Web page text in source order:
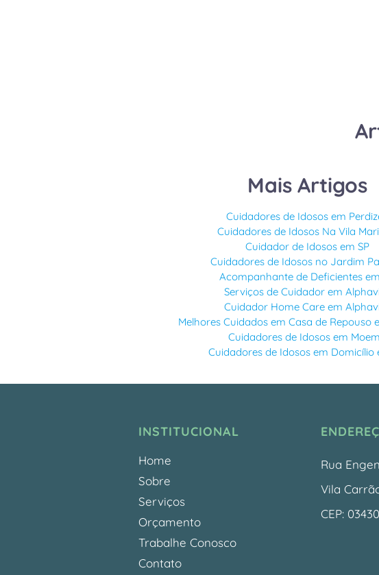
Mais Artigos
Cuidadores de Idosos em
Cuidadores de Idosos Na Vila
Cuidador de Idosos em SP
Cuidadores de Idosos no Jardim
Acompanhante de Deficientes
Serviços de Cuidador em
Cuidador Home Care em
Melhores Cuidados em Casa de Repouso
Cuidadores de Idosos em
Cuidadores de Idosos em Domicílio
INSTITUCIONAL
Home
Sobre
Serviços
Orçamento
Trabalhe Conosco
Contato
Rua
Vila
CEP: